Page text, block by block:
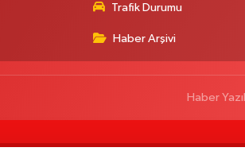
Trafik Durumu
Haber Arşivi
Haber